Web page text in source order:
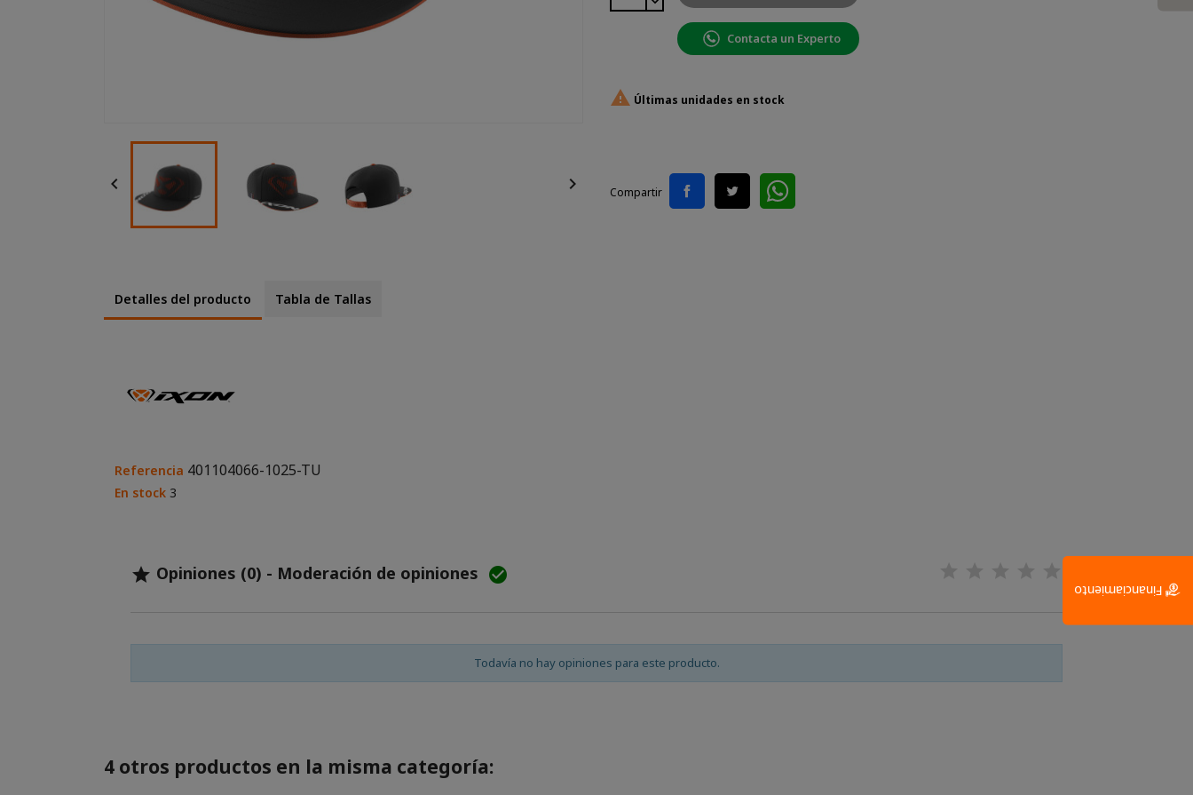
 
Contacta un Experto
 Últimas unidades en stock
Compartir
Detalles del producto Tabla de Tallas
Referencia 401104066-1025-TU
En stock 3
 Opiniones (0) - Moderación de opiniones 
Todavía no hay opiniones para este producto.
4 otros productos en la misma categoría:
Financiamiento